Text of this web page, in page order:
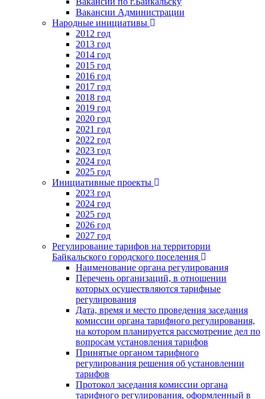
Вакансии Администрации
Народные инициативы
2012 год
2013 год
2014 год
2015 год
2016 год
2017 год
2018 год
2019 год
2020 год
2021 год
2022 год
2023 год
2024 год
2025 год
Инициативные проекты
2023 год
2024 год
2025 год
2026 год
2027 год
Регулирование тарифов на территории
Байкальского городского поселения
Наименование органа регулирования
Перечень организаций, в отношении
которых осуществляются тарифные
регулирования
Дата, время и место проведения заседания
комиссии органа тарифного регулирования,
на котором планируется рассмотрение дел по
вопросам установления тарифов
Принятые органом тарифного
регулирования решения об установлении
тарифов
Протокол заседания комиссии органа
тарифного регулирования, оформленный в